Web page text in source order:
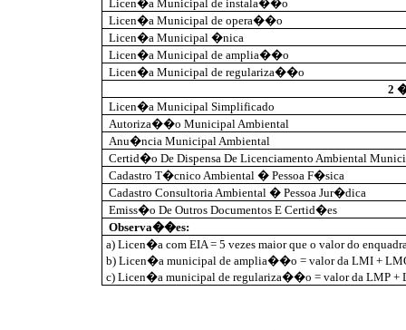
Licen�a Municipal de instala��o
Licen�a Municipal de opera��o
Licen�a Municipal �nica
Licen�a Municipal de amplia��o
Licen�a Municipal de regulariza��o
2
Licen�a Municipal Simplificado
Autoriza��o Municipal Ambiental
Anu�ncia Municipal Ambiental
Certid�o De Dispensa De Licenciamento Ambiental
Cadastro T�cnico Ambiental � Pessoa F�sica
Cadastro Consultoria Ambiental � Pessoa Jur�dica
Emiss�o De Outros Documentos E Certid�es
Observa��es:
a) Licen�a com EIA = 5 vezes maior que o valor do
b) Licen�a municipal de amplia��o = valor da LMI +
c) Licen�a municipal de regulariza��o = valor da LMP +